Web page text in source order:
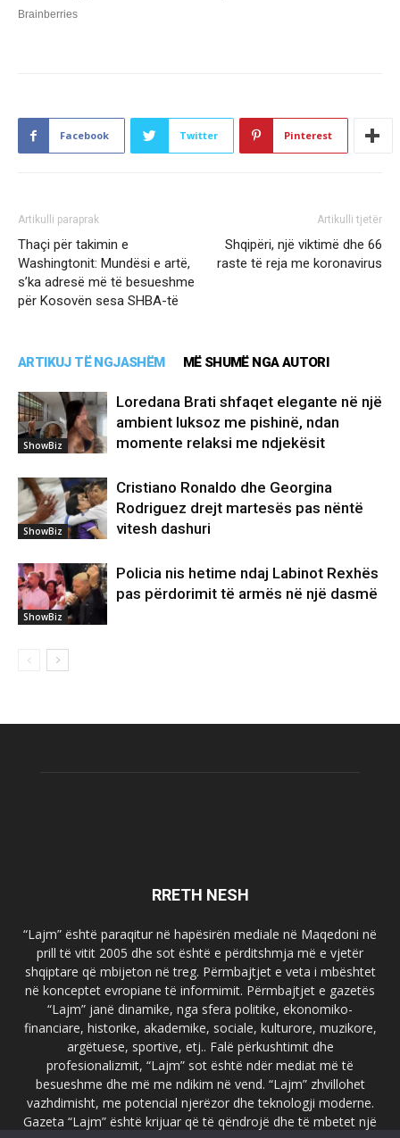
Facebook Twitter Pinterest
Artikulli paraprak
Thaçi për takimin e
Washingtonit: Mundësi e artë,
s’ka adresë më të besueshme
për Kosovën sesa SHBA-të
Artikulli tjetër
Shqipëri, një viktimë dhe 66
raste të reja me koronavirus
ARTIKUJ TË NGJASHËM MË SHUMË NGA AUTORI
ShowBiz
Loredana Brati shfaqet elegante në një
ambient luksoz me pishinë, ndan
momente relaksi me ndjekësit
ShowBiz
Cristiano Ronaldo dhe Georgina
Rodriguez drejt martesës pas nëntë
vitesh dashuri
ShowBiz
Policia nis hetime ndaj Labinot Rexhës
pas përdorimit të armës në një dasmë
RRETH NESH
“Lajm” është paraqitur në hapësirën mediale në Maqedoni në
prill të vitit 2005 dhe sot është e përditshmja më e vjetër
shqiptare që mbijeton në treg. Përmbajtjet e veta i mbështet
në konceptet evropiane të informimit. Përmbajtjet e gazetës
“Lajm” janë dinamike, nga sfera politike, ekonomiko-
financiare, historike, akademike, sociale, kulturore, muzikore,
argëtuese, sportive, etj.. Falë përkushtimit dhe
profesionalizmit, “Lajm” sot është ndër mediat më të
besueshme dhe më me ndikim në vend. “Lajm” zhvillohet
vazhdimisht, me potencial njerëzor dhe teknologji moderne.
Gazeta “Lajm” është krijuar që të qëndrojë dhe të mbetet një